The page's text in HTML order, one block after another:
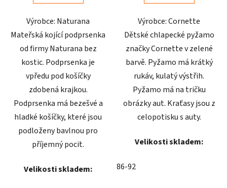
hvězdiček.
Výrobce: Naturana
Mateřská kojící podprsenka
od firmy Naturana bez
kostic. Podprsenka je
vpředu pod košíčky
zdobená krajkou.
Podprsenka má bezešvé a
hladké košíčky, které jsou
podloženy bavlnou pro
příjemný pocit.
Velikosti skladem:
hvězdiček.
Výrobce: Cornette
Dětské chlapecké pyžamo
značky Cornette v zelené
barvě. Pyžamo má krátký
rukáv, kulatý výstřih.
Pyžamo má na tričku
obrázky aut. Kraťasy jsou z
celopotisku s auty.
Velikosti skladem:
86-92